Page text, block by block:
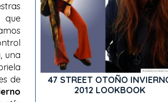
que
una
de
47 STREET OTOÑO
2012 LOOKBOOK